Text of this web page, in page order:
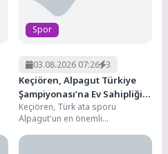
Spor
03.08.2026 07:26 3
Keçiören, Alpagut Türkiye
Şampiyonası’na Ev Sahipliği
Yaptı
Keçiören, Türk ata sporu
Alpagut'un en önemli
Alpagut Türk Ata Sporu Türkiye...